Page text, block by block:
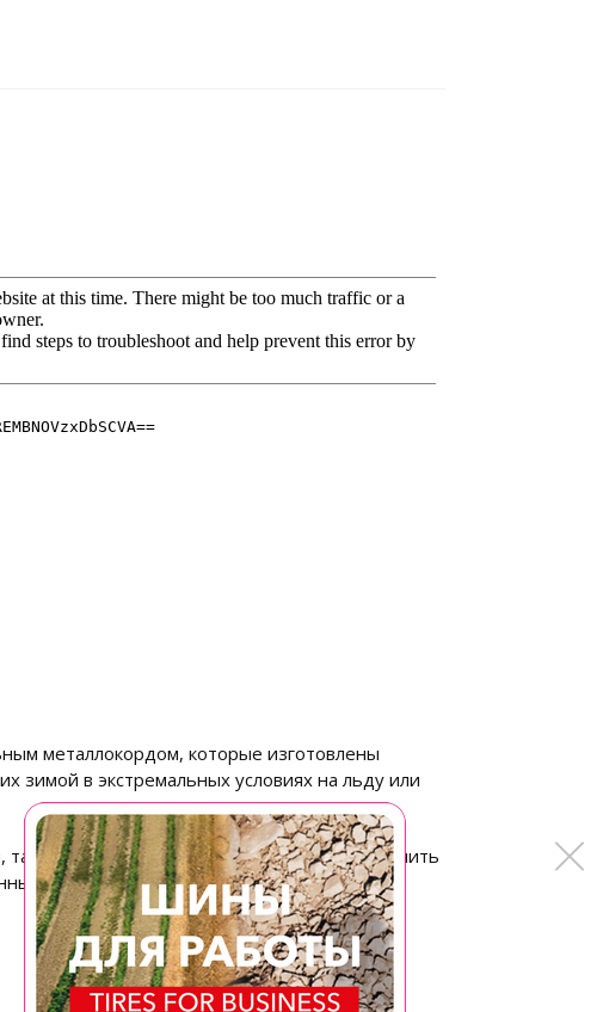
металлокордом, которые изготовлены
зимой в экстремальных условиях на льду или
и устойчивость шин, что удалось обеспечить
рисунком.